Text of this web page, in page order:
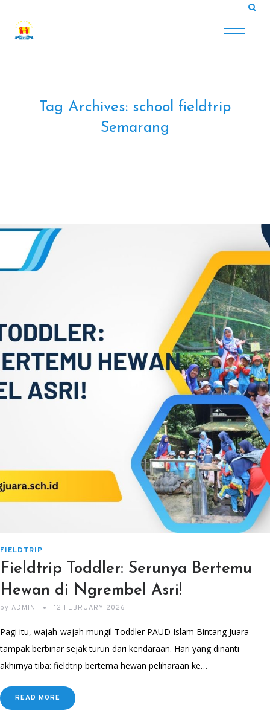
Tag Archives: school fieldtrip
Semarang
FIELDTRIP
Fieldtrip Toddler: Serunya Bertemu
Hewan di Ngrembel Asri!
by ADMIN 12 FEBRUARY 2026
Pagi itu, wajah-wajah mungil Toddler PAUD Islam Bintang Juara
tampak berbinar sejak turun dari kendaraan. Hari yang dinanti
akhirnya tiba: fieldtrip bertema hewan peliharaan ke…
READ MORE